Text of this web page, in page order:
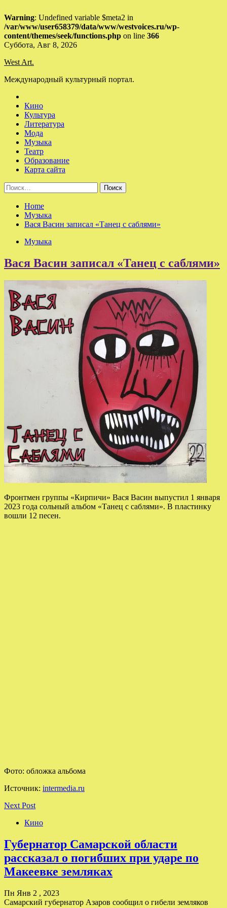
Warning: Undefined variable $meta2 in
/var/www/user658379/data/www/westvoices.ru/wp-
content/themes/seek/functions.php on line 366
Skip
content
Суббота, Авг 8, 2026
West Art.
Международный культурный портал.
Кино
Культура
Литература
Мода
Музыка
Театр
Образование
Карта сайта
Найти:
Home
Музыка
Вася Васин записал «Танец с саблями»
Музыка
Вася Васин записал «Танец с саблями»
Фронтмен группы «Кирпичи» Вася Васин выпустил 1 января
2023 года сольный альбом «Танец с саблями». В пластинку
вошли 12 песен.
Фото: обложка альбома
Источник: intermedia.ru
Next Post
Кино
Губернатор Самарской области
рассказал о погибших при ударе по
Макеевке земляках
Пн Янв 2 , 2023
Самарский губернатор Азаров сообщил о гибели земляков